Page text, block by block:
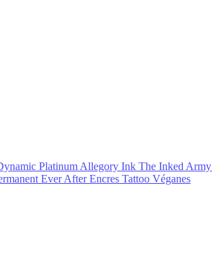
Platinum Allegory Ink The Inked Army
Ever AfterEncres Tattoo Véganes